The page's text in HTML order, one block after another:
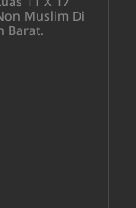
Muslim Di
Barat.